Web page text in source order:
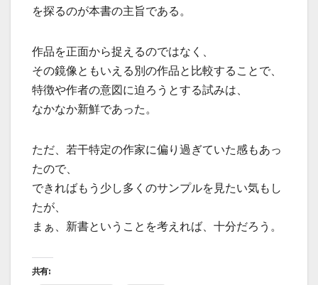
を探るのが本書の主旨である。
作品を正面から捉えるのではなく、
その鏡像ともいえる別の作品と比較することで、
特徴や作者の意図に迫ろうとする試みは、
なかなか新鮮であった。
ただ、若干特定の作家に偏り過ぎていた感もあっ
たので、
できればもう少し多くのサンプルを見たい気もし
たが、
まぁ、新書ということを考えれば、十分だろう。
共有: